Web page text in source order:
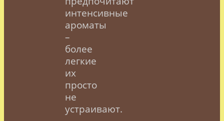
интенсивные
ароматы
–
более
легкие
их
просто
не
устраивают.